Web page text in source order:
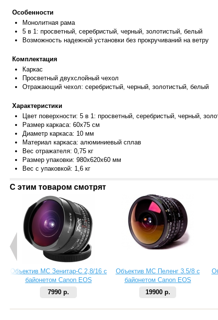
Особенности
Монолитная рама
5 в 1: просветный, серебристый, черный, золотистый, белый
Возможность надежной установки без прокручиваний на ветру
Комплектация
Каркас
Просветный двухслойный чехол
Отражающий чехол: серебристый, черный, золотистый, белый
Характеристики
Цвет поверхности: 5 в 1: просветный, серебристый, черный,
Размер каркаса: 60х75 см
Диаметр каркаса: 10 мм
Материал каркаса: алюминиевый сплав
Вес отражателя: 0,75 кг
Размер упаковки: 980х620х60 мм
Вес с упаковкой: 1,6 кг
С этим товаром смотрят
Объектив МС Зенитар-C 2,8/16 с
байонетом Canon EOS
7990 р.
Объектив МС Пеленг 3.5/8 с
байонетом Canon EOS
19900 р.